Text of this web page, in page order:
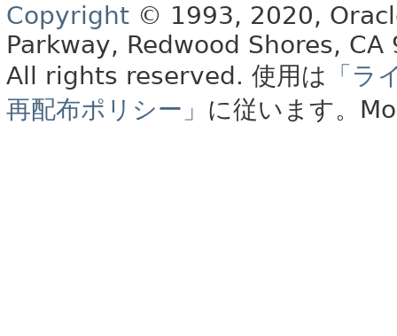
Copyright © 1993, 2020,
Parkway, Redwood Shores, CA
All rights reserved. 使用は 「ラ
再配布ポリシー」 に従います。